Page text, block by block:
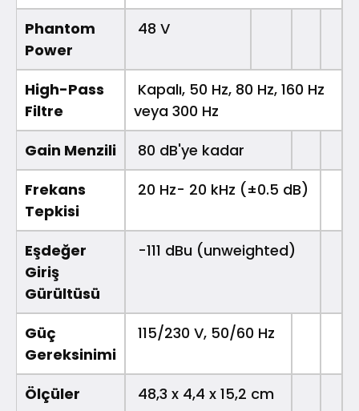
Phantom
Power
48 V
High-Pass
Filtre
Kapalı, 50 Hz, 80 Hz, 160 Hz
veya 300 Hz
Gain Menzili
80 dB'ye kadar
Frekans
Tepkisi
20 Hz- 20 kHz (±0.5 dB)
Eşdeğer
Giriş
Gürültüsü
-111 dBu (unweighted)
Güç
Gereksinimi
115/230 V, 50/60 Hz
Ölçüler
48,3 x 4,4 x 15,2 cm